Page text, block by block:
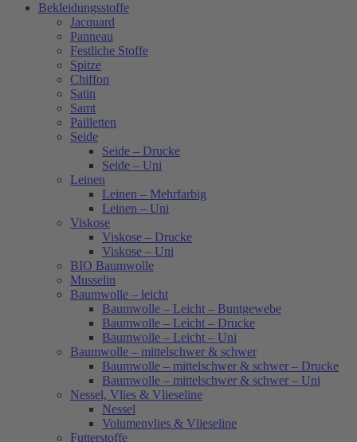
Bekleidungsstoffe
Jacquard
Panneau
Festliche Stoffe
Spitze
Chiffon
Satin
Samt
Pailletten
Seide
Seide – Drucke
Seide – Uni
Leinen
Leinen – Mehrfarbig
Leinen – Uni
Viskose
Viskose – Drucke
Viskose – Uni
BIO Baumwolle
Musselin
Baumwolle – leicht
Baumwolle – Leicht – Buntgewebe
Baumwolle – Leicht – Drucke
Baumwolle – Leicht – Uni
Baumwolle – mittelschwer & schwer
Baumwolle – mittelschwer & schwer – Drucke
Baumwolle – mittelschwer & schwer – Uni
Nessel, Vlies & Vlieseline
Nessel
Volumenvlies & Vlieseline
Futterstoffe